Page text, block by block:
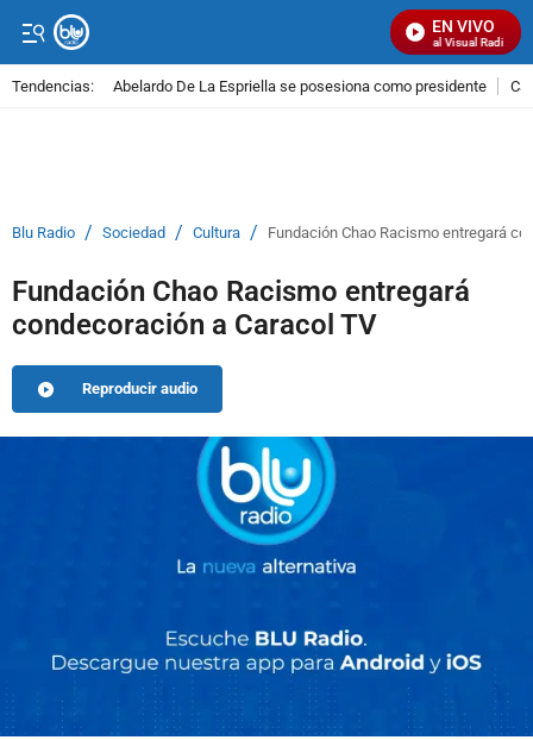
EN VIVO
Señal Visual Radio
Tendencias: Abelardo De La Espriella se posesiona como presidente
Blu Radio / Sociedad / Cultura / Fundación Chao Racismo entregará
Fundación Chao Racismo entregará
condecoración a Caracol TV
Reproducir audio